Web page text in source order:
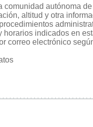
comunidad autónoma
altitud y otra
horarios indicados en
correo electrónico